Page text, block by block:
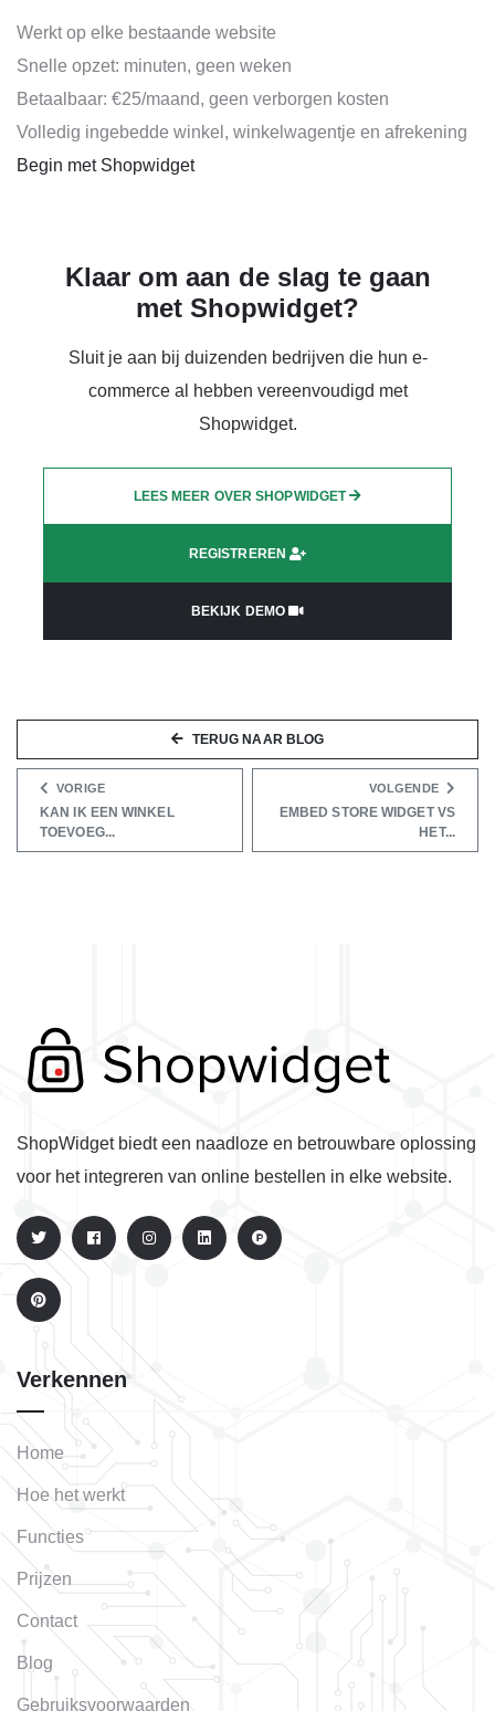
Werkt op elke bestaande website
Snelle opzet: minuten, geen weken
Betaalbaar: €25/maand, geen verborgen kosten
Volledig ingebedde winkel, winkelwagentje en afrekening
Begin met Shopwidget
Klaar om aan de slag te gaan
met Shopwidget?
Sluit je aan bij duizenden bedrijven die hun e-
commerce al hebben vereenvoudigd met
Shopwidget.
LEES MEER OVER SHOPWIDGET
REGISTREREN
BEKIJK DEMO
TERUG NAAR BLOG
VORIGE
KAN IK EEN WINKEL
TOEVOEG...
VOLGENDE
EMBED STORE WIDGET VS
HET...
ShopWidget biedt een naadloze en betrouwbare oplossing
voor het integreren van online bestellen in elke website.
Verkennen
Home
Hoe het werkt
Functies
Prijzen
Contact
Blog
Gebruiksvoorwaarden